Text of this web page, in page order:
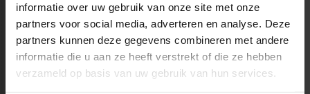
informatie over uw gebruik van onze site met onze
partners voor social media, adverteren en analyse. Deze
partners kunnen deze gegevens combineren met andere
informatie die u aan ze heeft verstrekt of die ze hebben
verzameld op basis van uw gebruik van hun services.
Van controller naar sterkere business
partner
Data analytics kan de positie van de controller in de